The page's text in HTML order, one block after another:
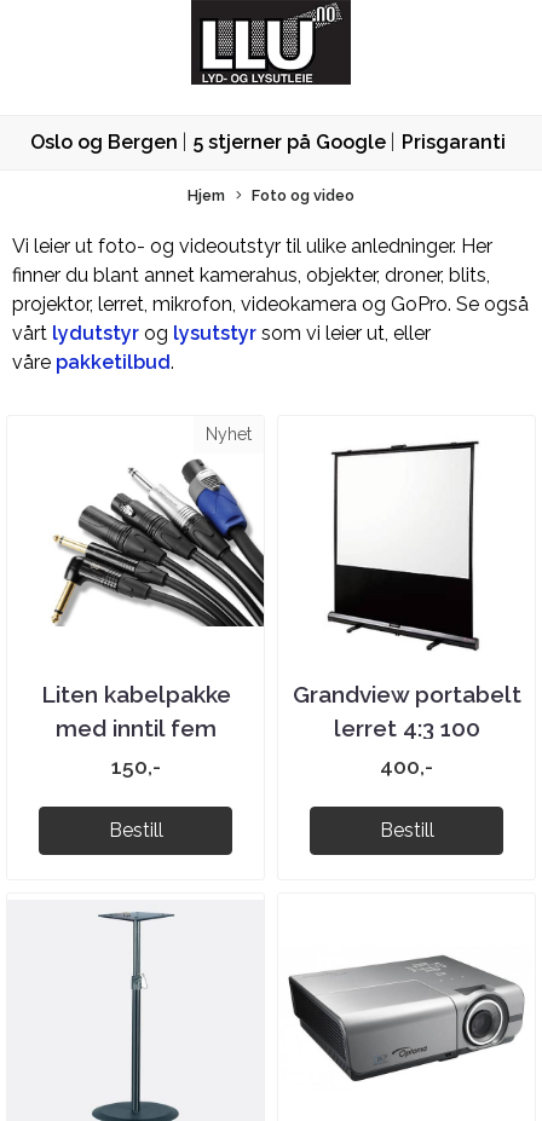
Oslo og Bergen 5 stjerner på Google Prisgaranti
Hjem Foto og video
Vi leier ut foto- og videoutstyr til ulike anledninger. Her
finner du blant annet kamerahus, objekter, droner, blits,
projektor, lerret, mikrofon, videokamera og GoPro. Se også
vårt lydutstyr og lysutstyr som vi leier ut, eller
våre pakketilbud.
Nyhet
Liten kabelpakke
med inntil fem
kabler
150,-
Bestill
Grandview portabelt
lerret 4:3 100
tommer
400,-
Bestill